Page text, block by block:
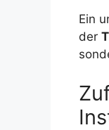
Ein
der